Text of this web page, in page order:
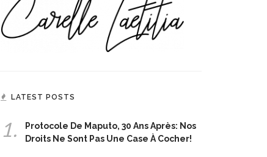
LATEST POSTS
1.
Protocole De Maputo, 30 Ans Après: Nos
Droits Ne Sont Pas Une Case À Cocher!